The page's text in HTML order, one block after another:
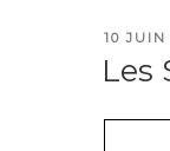
PUBLIÉ
10 JUIN
Les